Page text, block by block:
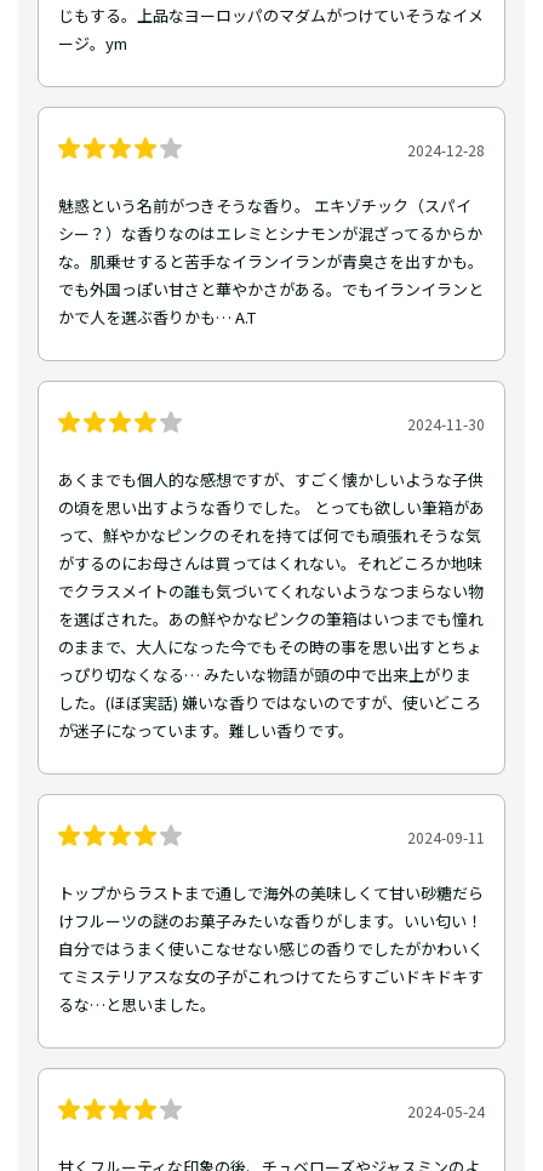
じもする。上品なヨーロッパのマダムがつけていそうなイメ
ージ。ym
2024-12-28
魅惑という名前がつきそうな香り。 エキゾチック（スパイ
シー？）な香りなのはエレミとシナモンが混ざってるからか
な。肌乗せすると苦手なイランイランが青臭さを出すかも。
でも外国っぽい甘さと華やかさがある。でもイランイランと
かで人を選ぶ香りかも… A.T
2024-11-30
あくまでも個人的な感想ですが、すごく懐かしいような子供
の頃を思い出すような香りでした。 とっても欲しい筆箱があ
って、鮮やかなピンクのそれを持てば何でも頑張れそうな気
がするのにお母さんは買ってはくれない。それどころか地味
でクラスメイトの誰も気づいてくれないようなつまらない物
を選ばされた。あの鮮やかなピンクの筆箱はいつまでも憧れ
のままで、大人になった今でもその時の事を思い出すとちょ
っぴり切なくなる… みたいな物語が頭の中で出来上がりま
した。(ほぼ実話) 嫌いな香りではないのですが、使いどころ
が迷子になっています。難しい香りです。
2024-09-11
トップからラストまで通しで海外の美味しくて甘い砂糖だら
けフルーツの謎のお菓子みたいな香りがします。いい匂い！
自分ではうまく使いこなせない感じの香りでしたがかわいく
てミステリアスな女の子がこれつけてたらすごいドキドキす
るな…と思いました。
2024-05-24
甘くフルーティな印象の後、チュベローズやジャスミンのよ